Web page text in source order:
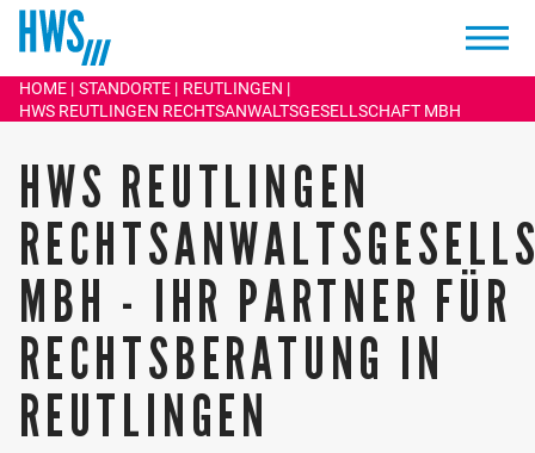
HOME STANDORTE
REUTLINGEN
HWS REUTLINGEN RECHTSANWALTSGESELLSCHAFT MBH
HWS REUTLINGEN
MBH - IHR PARTNER FÜR
RECHTSBERATUNG IN
REUTLINGEN